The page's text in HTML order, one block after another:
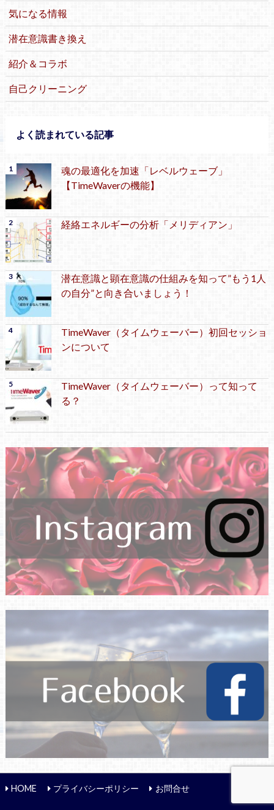
気になる情報
潜在意識書き換え
紹介＆コラボ
自己クリーニング
よく読まれている記事
魂の最適化を加速「レベルウェーブ」
【TimeWaverの機能】
経絡エネルギーの分析「メリディアン」
潜在意識と顕在意識の仕組みを知って”もう1人
の自分”と向き合いましょう！
TimeWaver（タイムウェーバー）初回セッショ
ンについて
TimeWaver（タイムウェーバー）って知って
る？
HOME プライバシーポリシー お問合せ